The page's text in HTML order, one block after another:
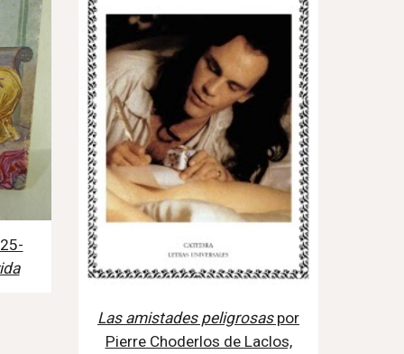
Las amistades peligrosaspor
Pierre Choderlos de Laclos,